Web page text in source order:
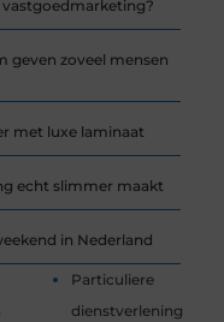
geven zoveel mensen
met luxe laminaat
echt slimmer maakt
in Nederland
Particuliere
dienstverlening